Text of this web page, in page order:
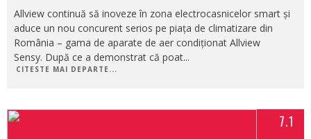
Allview continuă să inoveze în zona electrocasnicelor smart și
aduce un nou concurent serios pe piața de climatizare din
România – gama de aparate de aer condiționat Allview
Sensy. După ce a demonstrat că poat...
CITESTE MAI DEPARTE...
7.1